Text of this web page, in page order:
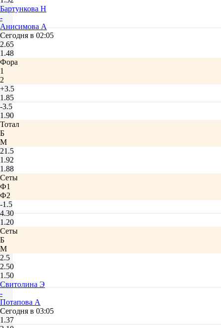
Бартункова Н
-
Анисимова А
Сегодня в 02:05
2.65
1.48
Фора
1
2
+3.5
1.85
-3.5
1.90
Тотал
Б
М
21.5
1.92
1.88
Сеты
Ф1
Ф2
-1.5
4.30
1.20
Сеты
Б
М
2.5
2.50
1.50
Свитолина Э
-
Потапова А
Сегодня в 03:05
1.37